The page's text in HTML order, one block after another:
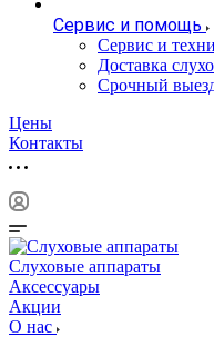
Сервис и помощь
Сервис и
Доставка
Срочный
Цены
Контакты
Слуховые аппараты
Аксессуары
Акции
О нас